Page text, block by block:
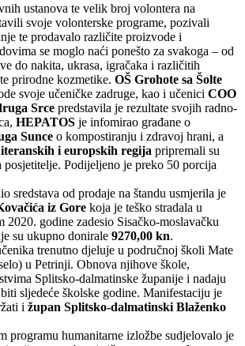
ustanova te velik broj volontera na
svoje volonterske programe, pozivali
te prodavalo različite proizvode i
se moglo naći ponešto za svakoga – od
do nakita, ukrasa, igračaka i različitih
prirodne kozmetike. OŠ Grohote sa Šolte
svoje učeničke zadruge, kao i učenici COO
Srce predstavila je rezultate svojih radno-
HEPATOS je infomirao građane o
Sunce o kompostiranju i zdravoj hrani, a
i europskih regija pripremali su
Podijeljeno je preko 50 porcija
sredstava od prodaje na štandu usmjerila je
iz Gore koja je teško stradala u
2020. godine zadesio Sisačko-moslavačku
su ukupno donirale 9270,00 kn.
trenutno djeluje u područnoj školi Mate
u Petrinji. Obnova njihove škole,
Splitsko-dalmatinske županije i nadaju
sljedeće školske godine. Manifestaciju je
i župan Splitsko-dalmatinski Blaženko
programu humanitarne izložbe sudjelovalo je